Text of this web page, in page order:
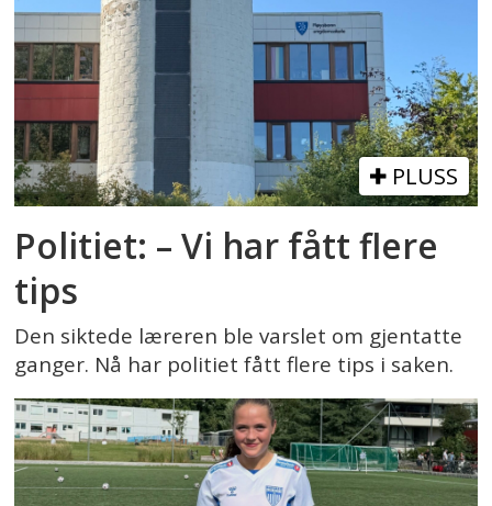
PLUSS
Politiet: – Vi har fått flere
tips
Den siktede læreren ble varslet om gjentatte
ganger. Nå har politiet fått flere tips i saken.